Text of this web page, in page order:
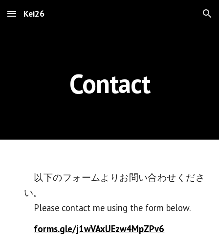
Skip to main content Skip to navigation
Kei26
Contact
以下のフォームよりお問い合わせくださ
い。
Please contact me using the form below.
forms.gle/j1wVAxUEzw4MpZPv6